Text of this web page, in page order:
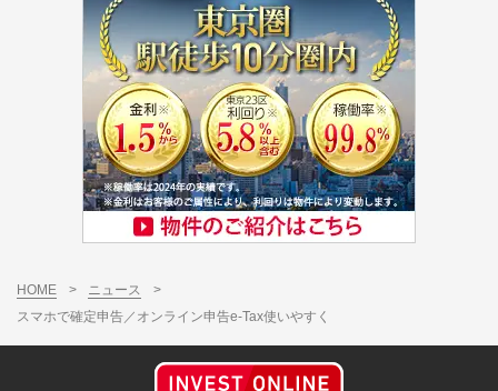
HOME > ニュース
>
スマホで確定申告／オンライン申告e-Tax使いやすく